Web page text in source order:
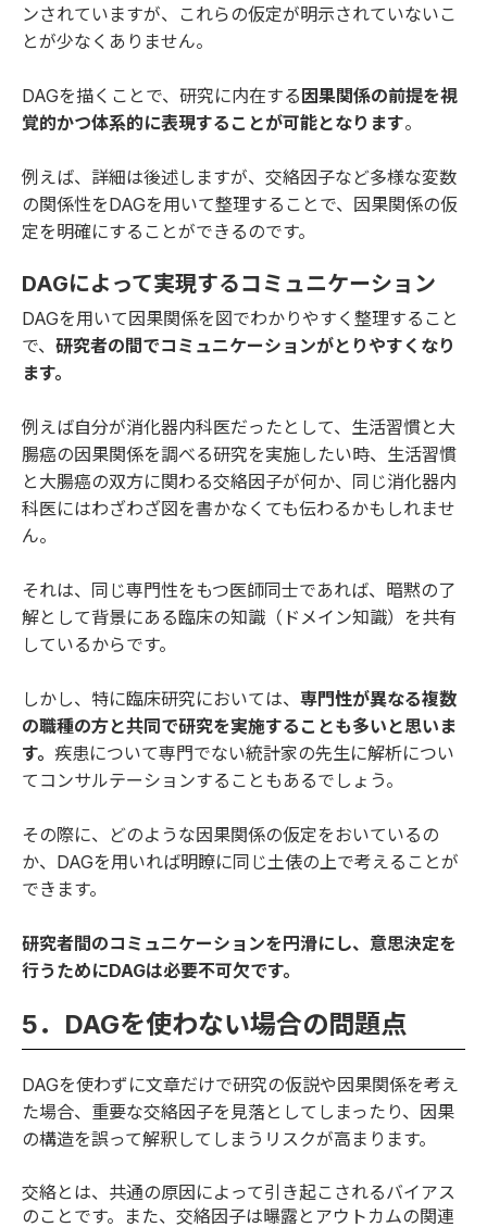
ンされていますが、これらの仮定が明示されていないこ
とが少なくありません。
DAGを描くことで、研究に内在する 因果関係の前提を視
覚的かつ体系的に表現することが可能となります。
例えば、詳細は後述しますが、交絡因子など多様な変数
の関係性をDAGを用いて整理することで、因果関係の仮
定を明確にすることができるのです。
DAGによって実現するコミュニケーション
DAGを用いて因果関係を図でわかりやすく整理すること
で、 研究者の間でコミュニケーションがとりやすくなり
ます。
例えば自分が消化器内科医だったとして、生活習慣と大
腸癌の因果関係を調べる研究を実施したい時、生活習慣
と大腸癌の双方に関わる交絡因子が何か、同じ消化器内
科医にはわざわざ図を書かなくても伝わるかもしれませ
ん。
それは、同じ専門性をもつ医師同士であれば、暗黙の了
解として背景にある臨床の知識（ドメイン知識）を共有
しているからです。
しかし、特に臨床研究においては、 専門性が異なる複数
の職種の方と共同で研究を実施することも多いと思いま
す。 疾患について専門でない統計家の先生に解析につい
てコンサルテーションすることもあるでしょう。
その際に、どのような因果関係の仮定をおいているの
か、DAGを用いれば明瞭に同じ土俵の上で考えることが
できます。
研究者間のコミュニケーションを円滑にし、意思決定を
行うためにDAGは必要不可欠です。
5．DAGを使わない場合の問題点
DAGを使わずに文章だけで研究の仮説や因果関係を考え
た場合、重要な交絡因子を見落としてしまったり、因果
の構造を誤って解釈してしまうリスクが高まります。
交絡とは、共通の原因によって引き起こされるバイアス
のことです。また、交絡因子は曝露とアウトカムの関連